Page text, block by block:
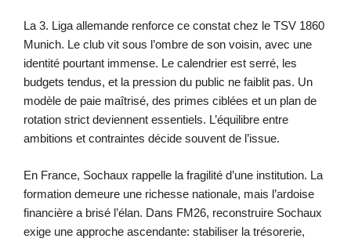
La 3. Liga allemande renforce ce constat chez le TSV 1860
Munich. Le club vit sous l’ombre de son voisin, avec une
identité pourtant immense. Le calendrier est serré, les
budgets tendus, et la pression du public ne faiblit pas. Un
modèle de paie maîtrisé, des primes ciblées et un plan de
rotation strict deviennent essentiels. L’équilibre entre
ambitions et contraintes décide souvent de l’issue.
En France, Sochaux rappelle la fragilité d’une institution. La
formation demeure une richesse nationale, mais l’ardoise
financière a brisé l’élan. Dans FM26, reconstruire Sochaux
exige une approche ascendante: stabiliser la trésorerie,